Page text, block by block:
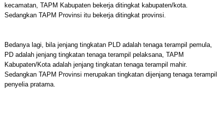
kecamatan, TAPM Kabupaten bekerja ditingkat kabupaten/kota.
Sedangkan TAPM Provinsi itu bekerja ditingkat provinsi.
Bedanya lagi, bila jenjang tingkatan PLD adalah tenaga terampil pemula,
PD adalah jenjang tingkatan tenaga terampil pelaksana, TAPM
Kabupaten/Kota adalah jenjang tingkatan tenaga terampil mahir.
Sedangkan TAPM Provinsi merupakan tingkatan dijenjang tenaga terampil
penyelia pratama.